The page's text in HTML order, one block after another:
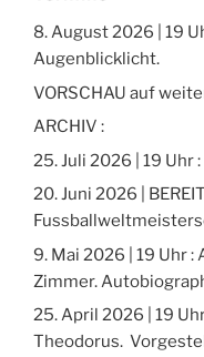
8. August 2026 | 19
Augenblicklicht.
VORSCHAU auf
ARCHIV :
25. Juli 2026 | 19 Uhr
20. Juni 2026 |
9. Mai 2026 | 19 Uhr
Zimmer.
25. April 2026 | 19
Theodorus.